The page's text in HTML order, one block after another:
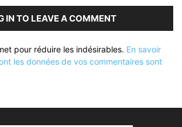
IN TO LEAVE A COMMENT
pour réduire les indésirables. En savoir
les données de vos commentaires sont